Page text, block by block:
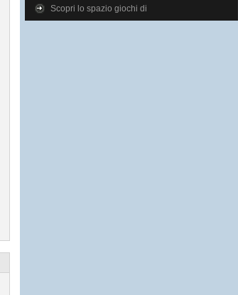
Scopri lo spazio giochi di